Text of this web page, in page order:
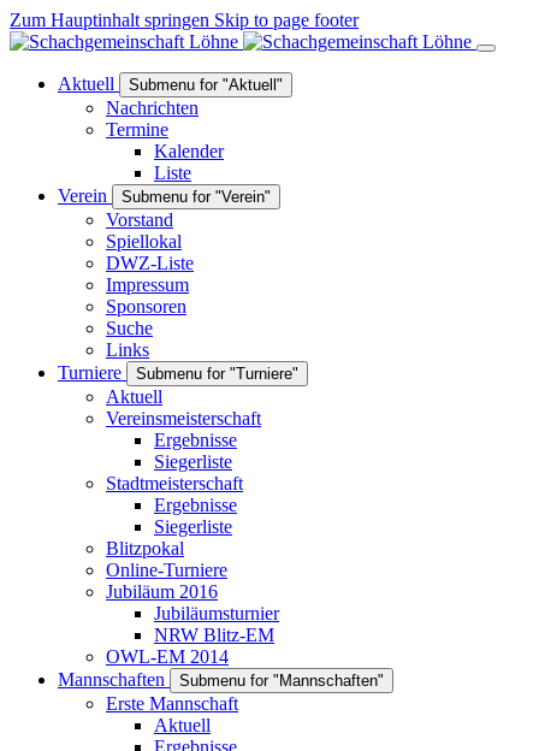
Zum Hauptinhalt springen Skip to page footer
Aktuell Submenu for "Aktuell"
Nachrichten
Termine
Kalender
Liste
Verein
Submenu for "Verein"
Vorstand
Spiellokal
DWZ-Liste
Impressum
Sponsoren
Suche
Links
Turniere
Submenu for "Turniere"
Aktuell
Vereinsmeisterschaft
Ergebnisse
Siegerliste
Stadtmeisterschaft
Ergebnisse
Siegerliste
Blitzpokal
Online-Turniere
Jubiläum 2016
Jubiläumsturnier
NRW Blitz-EM
OWL-EM 2014
Mannschaften
Submenu for "Mannschaften"
Erste Mannschaft
Aktuell
Ergebnisse